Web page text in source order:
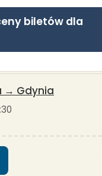
biletów dla
→ Gdynia